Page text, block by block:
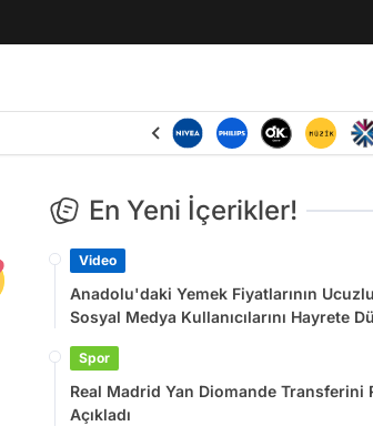
En Yeni İçerikler!
Video
Anadolu'daki Yemek Fiyatlarının
Sosyal Medya Kullanıcılarını Hayrete
Spor
Real Madrid Yan Diomande Transferini
Açıkladı